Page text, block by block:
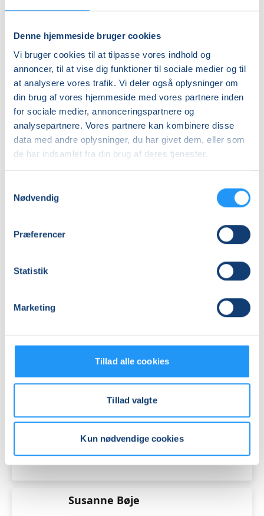
Denne hjemmeside bruger cookies
Vi bruger cookies til at tilpasse vores indhold og
annoncer, til at vise dig funktioner til sociale medier og til
at analysere vores trafik. Vi deler også oplysninger om
din brug af vores hjemmeside med vores partnere inden
for sociale medier, annonceringspartnere og
analysepartnere. Vores partnere kan kombinere disse
data med andre oplysninger, du har givet dem, eller som
de har indsamlet fra din brug af deres tjenester.
Nødvendig
Præferencer
Statistik
Marketing
Tillad alle cookies
Tillad valgte
Kun nødvendige cookies
Kine Anette Ring Kjær
Underviser
Mette Ottesen
Underviser 3 kurser
Niels Krause-Kjær
1 kursus
Susanne Bøje